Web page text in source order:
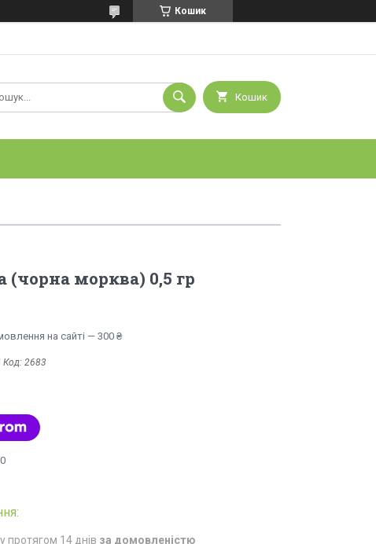
Кошик
Кошик
(чорна морква) 0,5 гр
на сайті — 300 ₴
Код: 2683
протягом 14 днів за домовленістю